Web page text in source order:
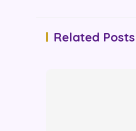
Related Posts